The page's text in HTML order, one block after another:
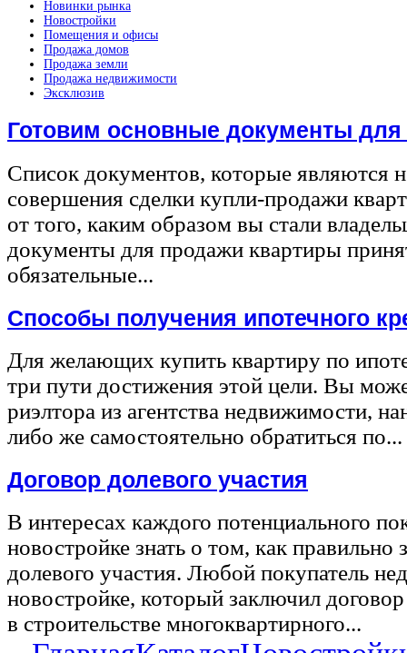
Новинки рынка
Новостройки
Помещения и офисы
Продажа домов
Продажа земли
Продажа недвижимости
Эксклюзив
Готовим основные документы
Список документов, которые являются
совершения сделки купли-продажи
от того, каким образом вы стали
документы для продажи квартиры
обязательные...
Способы получения ипотечного
Для желающих купить квартиру по
три пути достижения этой цели. Вы
риэлтора из агентства недвижимости,
либо же самостоятельно обратиться по...
Договор долевого участия
В интересах каждого потенциального
новостройке знать о том, как правильно
долевого участия. Любой покупатель
новостройке, который заключил
в строительстве многоквартирного...